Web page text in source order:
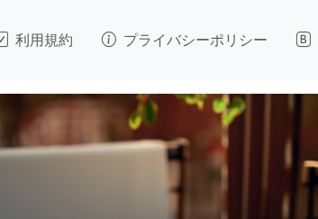
利用規約 プライバシーポリシー